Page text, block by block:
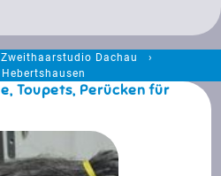
Zweithaarstudio Dachau
Toupets, Perücken für